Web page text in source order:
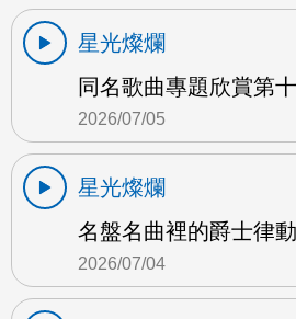
星光燦爛
同名歌曲專題欣賞第
2026/07/05
星光燦爛
名盤名曲裡的爵士律
2026/07/04